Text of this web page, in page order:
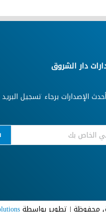
دار الشروق
الإصدارات برجاء تسجيل البريد